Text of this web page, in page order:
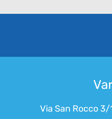
Via San Rocco 3/